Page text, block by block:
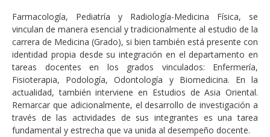
Farmacología, Pediatría y Radiología-Medicina Física, se
vinculan de manera esencial y tradicionalmente al estudio de la
carrera de Medicina (Grado), si bien también está presente con
identidad propia desde su integración en el departamento en
tareas docentes en los grados vinculados: Enfermería,
Fisioterapia, Podología, Odontología y Biomedicina. En la
actualidad, también interviene en Estudios de Asia Oriental.
Remarcar que adicionalmente, el desarrollo de investigación a
través de las actividades de sus integrantes es una tarea
fundamental y estrecha que va unida al desempeño docente.